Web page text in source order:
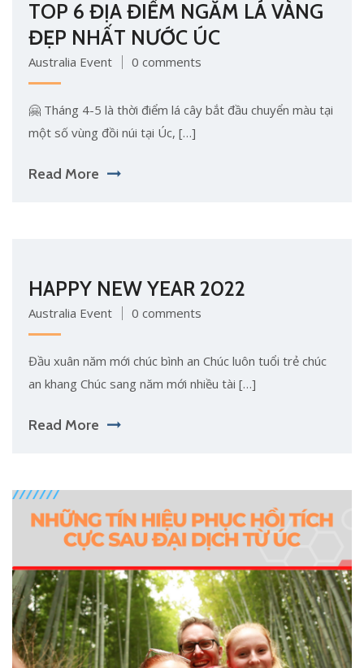
TOP 6 ĐỊA ĐIỂM NGẮM LÁ VÀNG
ĐẸP NHẤT NƯỚC ÚC
Australia Event 0 comments
🤗 Tháng 4-5 là thời điểm lá cây bắt đầu chuyển màu tại
một số vùng đồi núi tại Úc, […]
Read More
HAPPY NEW YEAR 2022
Australia Event 0 comments
Đầu xuân năm mới chúc bình an Chúc luôn tuổi trẻ chúc
an khang Chúc sang năm mới nhiều tài […]
Read More